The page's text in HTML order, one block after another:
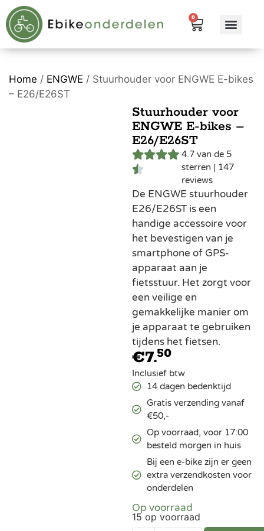
0
Home / ENGWE / Stuurhouder voor ENGWE E-bikes
– E26/E26ST
Stuurhouder voor
ENGWE E-bikes –
E26/E26ST
4.7 van de 5
sterren | 147
reviews
De ENGWE stuurhouder
E26/E26ST is een
handige accessoire voor
het bevestigen van je
smartphone of GPS-
apparaat aan je
fietsstuur. Het zorgt voor
een veilige en
gemakkelijke manier om
je apparaat te gebruiken
tijdens het fietsen.
€7.50
Inclusief btw
14 dagen bedenktijd
Gratis verzending vanaf
€50,-
Op voorraad, voor 17:00
besteld morgen in huis
Bij een e-bike zijn er geen
extra verzendkosten voor
onderdelen
Op voorraad
15 op voorraad